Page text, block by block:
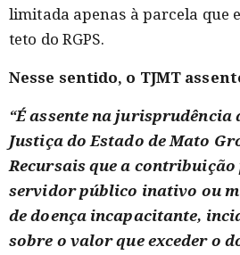
limitada apenas à parcela que
teto do RGPS.
Nesse sentido, o TJMT
“É assente na jurisprudência
Justiça do Estado de Mato
Recursais que a
servidor público inativo ou
de doença incapacitante,
sobre o valor que exceder o